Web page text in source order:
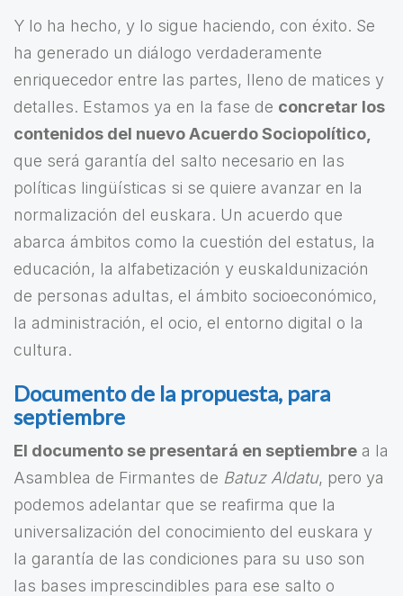
Y lo ha hecho, y lo sigue haciendo, con éxito. Se
ha generado un diálogo verdaderamente
enriquecedor entre las partes, lleno de matices y
detalles. Estamos ya en la fase de concretar los
contenidos del nuevo Acuerdo Sociopolítico,
que será garantía del salto necesario en las
políticas lingüísticas si se quiere avanzar en la
normalización del euskara. Un acuerdo que
abarca ámbitos como la cuestión del estatus, la
educación, la alfabetización y euskaldunización
de personas adultas, el ámbito socioeconómico,
la administración, el ocio, el entorno digital o la
cultura.
Documento de la propuesta, para
septiembre
El documento se presentará en septiembre a la
Asamblea de Firmantes de Batuz Aldatu, pero ya
podemos adelantar que se reafirma que la
universalización del conocimiento del euskara y
la garantía de las condiciones para su uso son
las bases imprescindibles para ese salto o